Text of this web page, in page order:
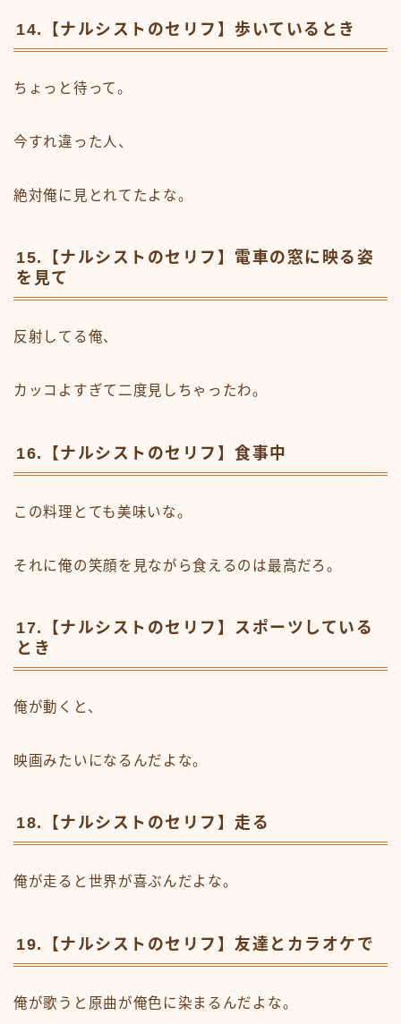
14.【ナルシストのセリフ】歩いているとき
ちょっと待って。
今すれ違った人、
絶対俺に見とれてたよな。
15.【ナルシストのセリフ】電車の窓に映る姿
を見て
反射してる俺、
カッコよすぎて二度見しちゃったわ。
16.【ナルシストのセリフ】食事中
この料理とても美味いな。
それに俺の笑顔を見ながら食えるのは最高だろ。
17.【ナルシストのセリフ】スポーツしている
とき
俺が動くと、
映画みたいになるんだよな。
18.【ナルシストのセリフ】走る
俺が走ると世界が喜ぶんだよな。
19.【ナルシストのセリフ】友達とカラオケで
俺が歌うと原曲が俺色に染まるんだよな。